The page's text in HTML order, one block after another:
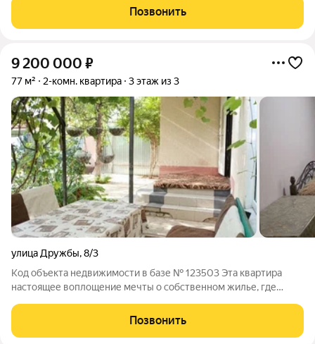
благодаря хорошему, свежему и дорогому ремонту. В
квартире - 2 просторные спальные,
Позвонить
9 200 000 ₽
77 м² 2-комн. квартира 3 этаж из 3
улица Дружбы,8/3
Код объекта недвижимости в базе № 123503 Эта квартира
настоящее воплощение мечты о собственном жилье, где
Индивидуальное отопление это не только возможность
регулировать температуру по своему
Позвонить